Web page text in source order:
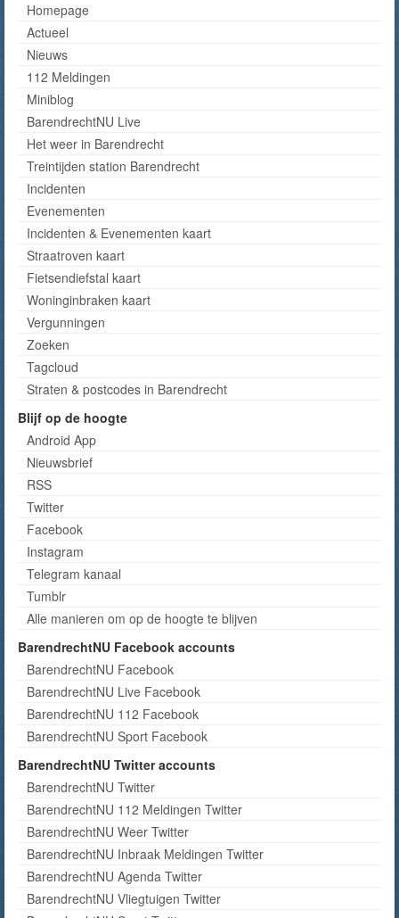
Homepage
Actueel
Nieuws
112 Meldingen
Miniblog
BarendrechtNU Live
Het weer in Barendrecht
Treintijden station Barendrecht
Incidenten
Evenementen
Incidenten & Evenementen kaart
Straatroven kaart
Fietsendiefstal kaart
Woninginbraken kaart
Vergunningen
Zoeken
Tagcloud
Straten & postcodes in Barendrecht
Blijf op de hoogte
Android App
Nieuwsbrief
RSS
Twitter
Facebook
Instagram
Telegram kanaal
Tumblr
Alle manieren om op de hoogte te blijven
BarendrechtNU Facebook accounts
BarendrechtNU Facebook
BarendrechtNU Live Facebook
BarendrechtNU 112 Facebook
BarendrechtNU Sport Facebook
BarendrechtNU Twitter accounts
BarendrechtNU Twitter
BarendrechtNU 112 Meldingen Twitter
BarendrechtNU Weer Twitter
BarendrechtNU Inbraak Meldingen Twitter
BarendrechtNU Agenda Twitter
BarendrechtNU Vliegtuigen Twitter